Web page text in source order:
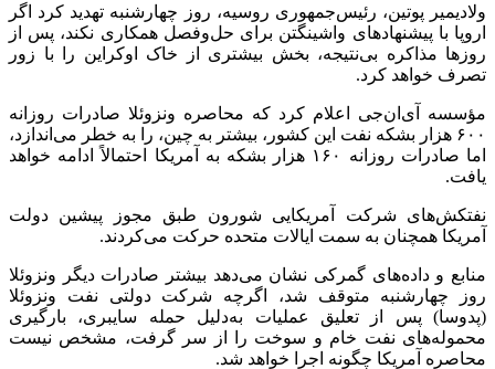
ولادیمیر پوتین، رئیس‌جمهوری روسیه، روز چهارشنبه تهدید کرد اگر
اروپا با پیشنهادهای واشینگتن برای حل‌وفصل همکاری نکند، پس از
روزها مذاکره بی‌نتیجه، بخش بیشتری از خاک اوکراین را با زور
تصرف خواهد کرد.
مؤسسه آی‌ان‌جی اعلام کرد که محاصره ونزوئلا صادرات روزانه
۶۰۰ هزار بشکه نفت این کشور، بیشتر به چین، را به خطر می‌اندازد،
اما صادرات روزانه ۱۶۰ هزار بشکه به آمریکا احتمالاً ادامه خواهد
یافت.
نفتکش‌های شرکت آمریکایی شورون طبق مجوز پیشین دولت
آمریکا همچنان به سمت ایالات متحده حرکت می‌کردند.
منابع و داده‌های گمرکی نشان می‌دهد بیشتر صادرات دیگر ونزوئلا
روز چهارشنبه متوقف شد، اگرچه شرکت دولتی نفت ونزوئلا
(پدوسا) پس از تعلیق عملیات به‌دلیل حمله سایبری، بارگیری
محموله‌های نفت خام و سوخت را از سر گرفت، مشخص نیست
محاصره آمریکا چگونه اجرا خواهد شد.